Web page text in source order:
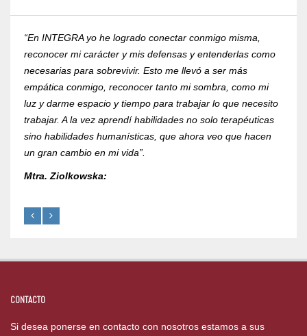
“En INTEGRA yo he logrado conectar conmigo misma,
reconocer mi carácter y mis defensas y entenderlas como
necesarias para sobrevivir. Esto me llevó a ser más
empática conmigo, reconocer tanto mi sombra, como mi
luz y darme espacio y tiempo para trabajar lo que necesito
trabajar. A la vez aprendí habilidades no solo terapéuticas
sino habilidades humanísticas, que ahora veo que hacen
un gran cambio en mi vida”.
Mtra. Ziolkowska:
CONTACTO
Si desea ponerse en contacto con nosotros estamos a sus